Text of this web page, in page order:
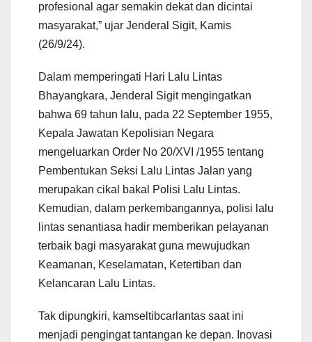
profesional agar semakin dekat dan dicintai
masyarakat,” ujar Jenderal Sigit, Kamis
(26/9/24).
Dalam memperingati Hari Lalu Lintas
Bhayangkara, Jenderal Sigit mengingatkan
bahwa 69 tahun lalu, pada 22 September 1955,
Kepala Jawatan Kepolisian Negara
mengeluarkan Order No 20/XVI /1955 tentang
Pembentukan Seksi Lalu Lintas Jalan yang
merupakan cikal bakal Polisi Lalu Lintas.
Kemudian, dalam perkembangannya, polisi lalu
lintas senantiasa hadir memberikan pelayanan
terbaik bagi masyarakat guna mewujudkan
Keamanan, Keselamatan, Ketertiban dan
Kelancaran Lalu Lintas.
Tak dipungkiri, kamseltibcarlantas saat ini
menjadi pengingat tantangan ke depan. Inovasi